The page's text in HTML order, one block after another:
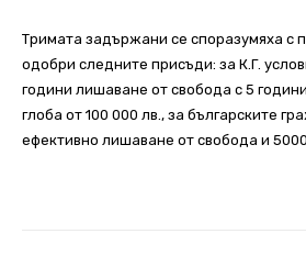
Тримата задържани се споразумяха с
одобри следните присъди: за К.Г.
години лишаване от свобода с 5
глоба от 100 000 лв., за българските
ефективно лишаване от свобода и